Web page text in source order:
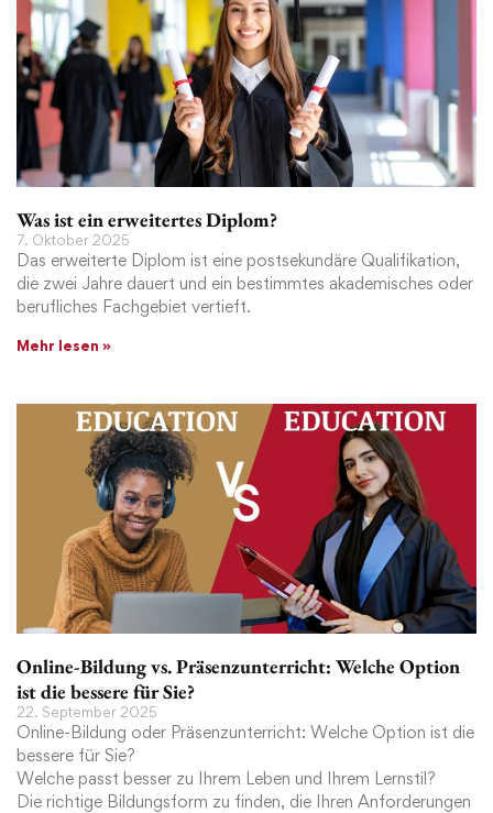
Was ist ein erweitertes Diplom?
7. Oktober 2025
Das erweiterte Diplom ist eine postsekundäre Qualifikation,
die zwei Jahre dauert und ein bestimmtes akademisches oder
berufliches Fachgebiet vertieft.
Mehr lesen »
Online-Bildung vs. Präsenzunterricht: Welche Option
ist die bessere für Sie?
22. September 2025
Online-Bildung oder Präsenzunterricht: Welche Option ist die
bessere für Sie?
Welche passt besser zu Ihrem Leben und Ihrem Lernstil?
Die richtige Bildungsform zu finden, die Ihren Anforderungen